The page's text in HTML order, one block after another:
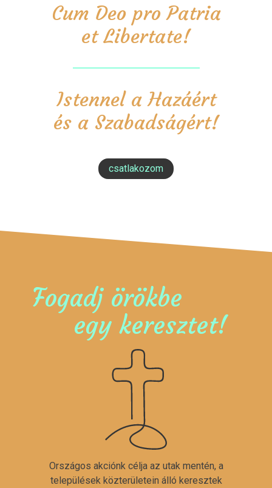
Cum Deo pro Patria
et Libertate!
Istennel a Hazáért
és a Szabadságért!
csatlakozom
Fogadj örökbe
egy keresztet!
Országos akciónk célja az utak mentén, a
települések közterületein álló keresztek